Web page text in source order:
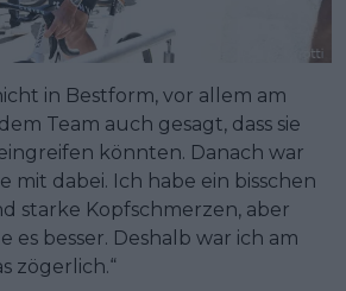
in Bestform, vor allem am
Team auch gesagt, dass sie
könnten. Danach war
mit dabei. Ich habe ein bisschen
starke Kopfschmerzen, aber
besser. Deshalb war ich am
zögerlich.“